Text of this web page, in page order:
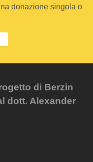
donazione singola o
di Berzin
dott. Alexander